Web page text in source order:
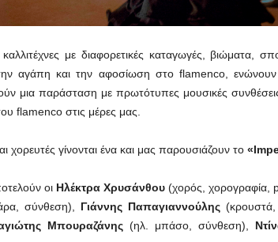
καλλιτέχνες με διαφορετικές καταγωγές, βιώματα,
αγάπη και την αφοσίωση στο flamenco, ενώνουν
μια παράσταση με πρωτότυπες μουσικές
flamenco στις μέρες μας.
χορευτές γίνονται ένα και μας παρουσιάζουν το
οι Ηλέκτρα Χρυσάνθου (χορός, χορογραφία,
σύνθεση), Γιάννης Παπαγιαννούλης
Μπουραζάνης(ηλ. μπάσο, σύνθεση),